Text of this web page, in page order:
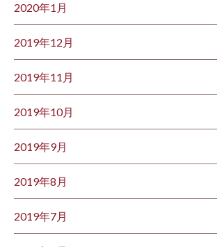
2020年1月
2019年12月
2019年11月
2019年10月
2019年9月
2019年8月
2019年7月